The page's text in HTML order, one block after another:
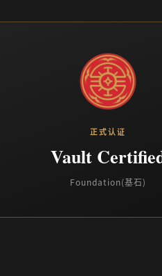
正式认证
Vault
Foundation(基石)